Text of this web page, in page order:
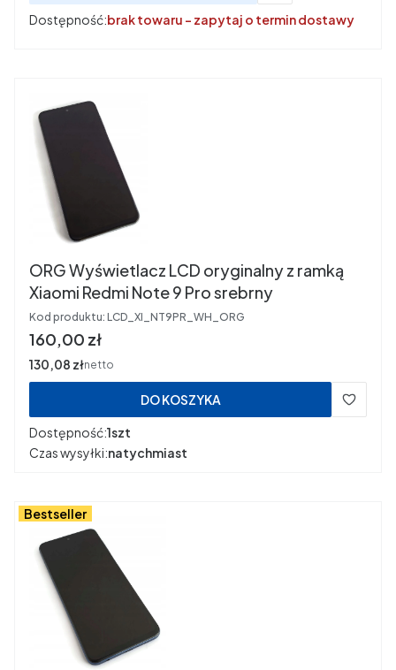
Dostępność:brak towaru - zapytaj o termin dostawy
ORG Wyświetlacz LCD oryginalny z ramką
Xiaomi Redmi Note 9 Pro srebrny
Kod produktu: LCD_XI_NT9PR_WH_ORG
Cena
160,00 zł
Cena
130,08 złnetto
DO KOSZYKA
Dostępność:1szt
Czas wysyłki:natychmiast
Bestseller